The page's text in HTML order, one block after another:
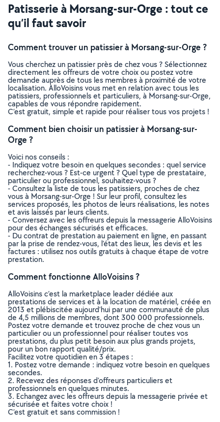
Patisserie à Morsang-sur-Orge : tout ce
qu’il faut savoir
Comment trouver un patissier à Morsang-sur-Orge ?
Vous cherchez un patissier près de chez vous ? Sélectionnez
directement les offreurs de votre choix ou postez votre
demande auprès de tous les membres à proximité de votre
localisation. AlloVoisins vous met en relation avec tous les
patissiers, professionnels et particuliers, à Morsang-sur-Orge,
capables de vous répondre rapidement.
C’est gratuit, simple et rapide pour réaliser tous vos projets !
Comment bien choisir un patissier à Morsang-sur-
Orge ?
Voici nos conseils :
- Indiquez votre besoin en quelques secondes : quel service
recherchez-vous ? Est-ce urgent ? Quel type de prestataire,
particulier ou professionnel, souhaitez-vous ?
- Consultez la liste de tous les patissiers, proches de chez
vous à Morsang-sur-Orge ! Sur leur profil, consultez les
services proposés, les photos de leurs réalisations, les notes
et avis laissés par leurs clients.
- Conversez avec les offreurs depuis la messagerie AlloVoisins
pour des échanges sécurisés et efficaces.
- Du contrat de prestation au paiement en ligne, en passant
par la prise de rendez-vous, l’état des lieux, les devis et les
factures : utilisez nos outils gratuits à chaque étape de votre
prestation.
Comment fonctionne AlloVoisins ?
AlloVoisins c’est la marketplace leader dédiée aux
prestations de services et à la location de matériel, créée en
2013 et plébiscitée aujourd’hui par une communauté de plus
de 4,5 millions de membres, dont 300 000 professionnels.
Postez votre demande et trouvez proche de chez vous un
particulier ou un professionnel pour réaliser toutes vos
prestations, du plus petit besoin aux plus grands projets,
pour un bon rapport qualité/prix.
Facilitez votre quotidien en 3 étapes :
1. Postez votre demande : indiquez votre besoin en quelques
secondes.
2. Recevez des réponses d’offreurs particuliers et
professionnels en quelques minutes.
3. Echangez avec les offreurs depuis la messagerie privée et
sécurisée et faites votre choix !
C’est gratuit et sans commission !